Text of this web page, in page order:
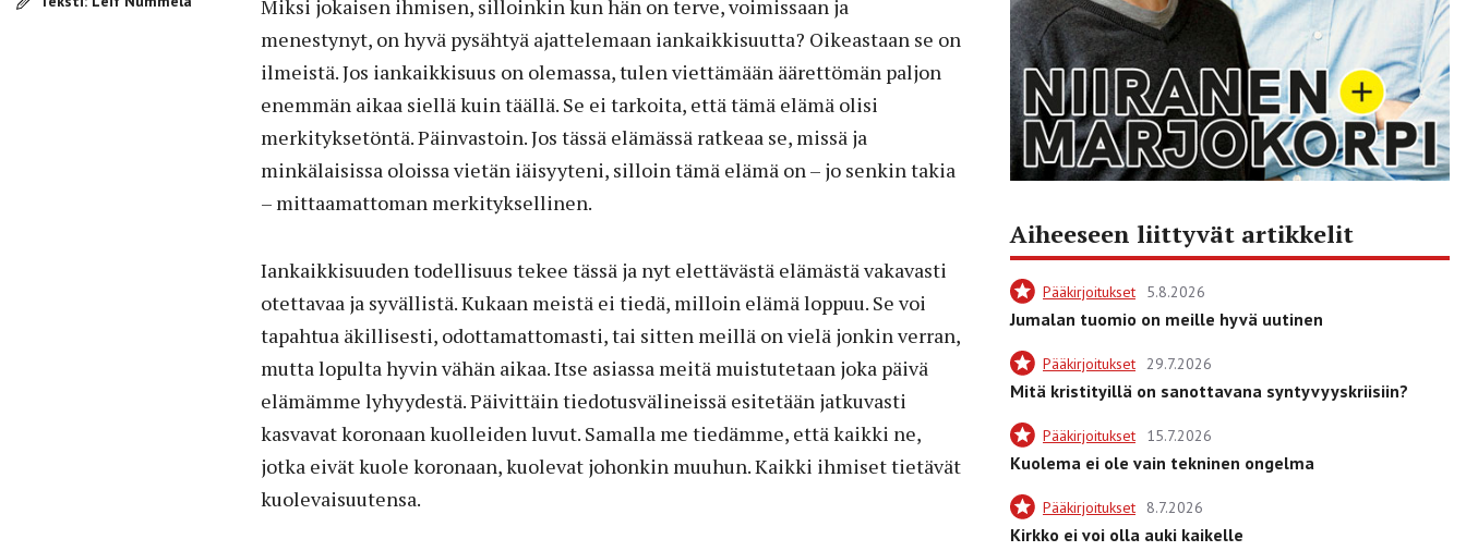
Miksi jokaisen ihmisen, silloinkin kun hän on terve, voimissaan ja
menestynyt, on hyvä pysähtyä ajattelemaan iankaikkisuutta? Oikeastaan se on
ilmeistä. Jos iankaikkisuus on olemassa, tulen viettämään äärettömän paljon
enemmän aikaa siellä kuin täällä. Se ei tarkoita, että tämä elämä olisi
merkityksetöntä. Päinvastoin. Jos tässä elämässä ratkeaa se, missä ja
minkälaisissa oloissa vietän iäisyyteni, silloin tämä elämä on – jo senkin takia
– mittaamattoman merkityksellinen.
Iankaikkisuuden todellisuus tekee tässä ja nyt elettävästä elämästä vakavasti
otettavaa ja syvällistä. Kukaan meistä ei tiedä, milloin elämä loppuu. Se voi
tapahtua äkillisesti, odottamattomasti, tai sitten meillä on vielä jonkin verran,
mutta lopulta hyvin vähän aikaa. Itse asiassa meitä muistutetaan joka päivä
elämämme lyhyydestä. Päivittäin tiedotusvälineissä esitetään jatkuvasti
kasvavat koronaan kuolleiden luvut. Samalla me tiedämme, että kaikki ne,
jotka eivät kuole koronaan, kuolevat johonkin muuhun. Kaikki ihmiset tietävät
kuolevaisuutensa.
Aiheeseen liittyvät artikkelit
Pääkirjoitukset 5.8.2026
Jumalan tuomio on meille hyvä uutinen
Pääkirjoitukset 29.7.2026
Mitä kristityillä on sanottavana syntyvyyskriisiin?
Pääkirjoitukset 15.7.2026
Kuolema ei ole vain tekninen ongelma
Pääkirjoitukset 8.7.2026
Kirkko ei voi olla auki kaikelle